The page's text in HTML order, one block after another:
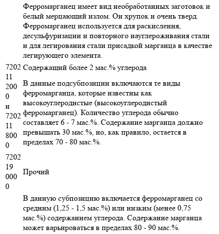
Ферромарганец имеет вид необработанных заготовок и
белый мерцающий излом. Он хрупок и очень тверд.
Ферромарганец используется для раскисления,
десульфуризации и повторного науглероживания стали
и для легирования стали присадкой марганца в качестве
легирующего элемента.
7202
11
200
0
и
7202
11
800
0
Содержащий более 2 мас.% углерода
В данные подсубпозиции включаются те виды
ферромарганца, которые известны как
высокоуглеродистые (высокоуглеродистый
ферромарганец). Количество углерода обычно
составляет 6 - 7 мас.%. Содержание марганца должно
превышать 30 мас.%, но, как правило, остается в
пределах 70 - 80 мас.%.
7202
19
000
0
Прочий
В данную субпозицию включается ферромарганец со
средним (1,25 - 1,5 мас.%) или низким (менее 0,75
мас.%) содержанием углерода. Содержание марганца
может варьироваться в пределах 80 - 90 мас.%.